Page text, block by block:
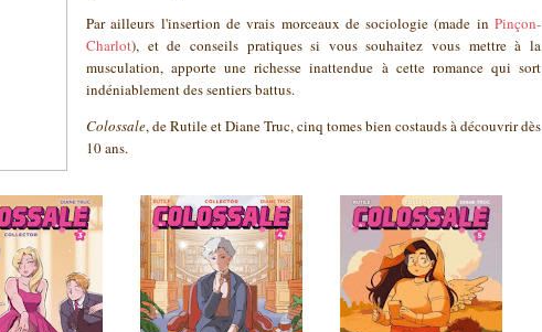
Par ailleurs l'insertion de vrais morceaux de sociologie (made in Pinçon-
Charlot), et de conseils pratiques si vous souhaitez vous mettre à la
musculation, apporte une richesse inattendue à cette romance qui sort
indéniablement des sentiers battus.
Colossale, de Rutile et Diane Truc, cinq tomes bien costauds à découvrir dès
10 ans.